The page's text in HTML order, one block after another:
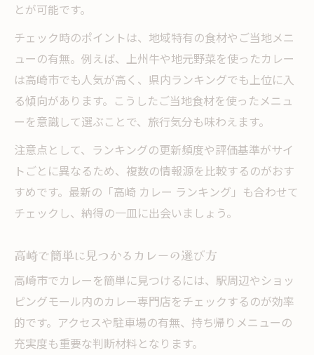
とが可能です。
チェック時のポイントは、地域特有の食材やご当地メニ
ューの有無。例えば、上州牛や地元野菜を使ったカレー
は高崎市でも人気が高く、県内ランキングでも上位に入
る傾向があります。こうしたご当地食材を使ったメニュ
ーを意識して選ぶことで、旅行気分も味わえます。
注意点として、ランキングの更新頻度や評価基準がサイ
トごとに異なるため、複数の情報源を比較するのがおす
すめです。最新の「高崎 カレー ランキング」も合わせて
チェックし、納得の一皿に出会いましょう。
高崎で簡単に見つかるカレーの選び方
高崎市でカレーを簡単に見つけるには、駅周辺やショッ
ピングモール内のカレー専門店をチェックするのが効率
的です。アクセスや駐車場の有無、持ち帰りメニューの
充実度も重要な判断材料となります。